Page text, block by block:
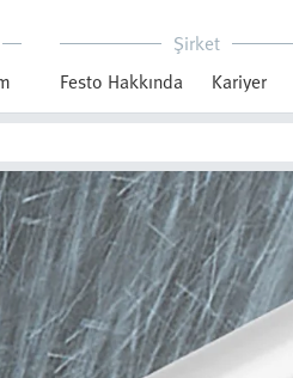
Şirket
Festo Hakkında
Kariyer